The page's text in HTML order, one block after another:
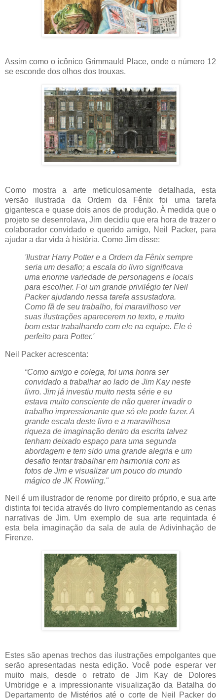
Assim como o icônico Grimmauld Place, onde o número 12
se esconde dos olhos dos trouxas.
Como mostra a arte meticulosamente detalhada, esta
versão ilustrada da Ordem da Fênix foi uma tarefa
gigantesca e quase dois anos de produção. À medida que o
projeto se desenrolava, Jim decidiu que era hora de trazer o
colaborador convidado e querido amigo, Neil Packer, para
ajudar a dar vida à história. Como Jim disse:
'Ilustrar Harry Potter e a Ordem da Fênix sempre
seria um desafio; a escala do livro significava
uma enorme variedade de personagens e locais
para escolher. Foi um grande privilégio ter Neil
Packer ajudando nessa tarefa assustadora.
Como fã de seu trabalho, foi maravilhoso ver
suas ilustrações aparecerem no texto, e muito
bom estar trabalhando com ele na equipe. Ele é
perfeito para Potter.'
Neil Packer acrescenta:
“Como amigo e colega, foi uma honra ser
convidado a trabalhar ao lado de Jim Kay neste
livro. Jim já investiu muito nesta série e eu
estava muito consciente de não querer invadir o
trabalho impressionante que só ele pode fazer. A
grande escala deste livro e a maravilhosa
riqueza de imaginação dentro da escrita talvez
tenham deixado espaço para uma segunda
abordagem e tem sido uma grande alegria e um
desafio tentar trabalhar em harmonia com as
fotos de Jim e visualizar um pouco do mundo
mágico de JK Rowling."
Neil é um ilustrador de renome por direito próprio, e sua arte
distinta foi tecida através do livro complementando as cenas
narrativas de Jim. Um exemplo de sua arte requintada é
esta bela imaginação da sala de aula de Adivinhação de
Firenze.
Estes são apenas trechos das ilustrações empolgantes que
serão apresentadas nesta edição. Você pode esperar ver
muito mais, desde o retrato de Jim Kay de Dolores
Umbridge e a impressionante visualização da Batalha do
Departamento de Mistérios até o corte de Neil Packer do